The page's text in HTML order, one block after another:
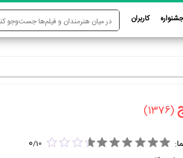
جشنواره کاربران
(1376)
0/10